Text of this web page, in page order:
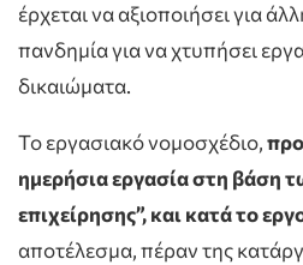
έρχεται να αξιοποιήσει για
πανδημία για να χτυπήσει
δικαιώματα.
Το εργασιακό νομοσχέδιο,
ημερήσια εργασία στη βάση
επιχείρησης”, και κατά το
αποτέλεσμα, πέραν της